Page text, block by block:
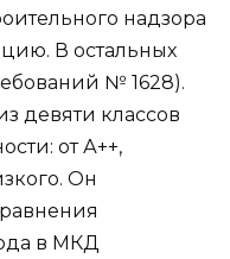
надзора
В остальных
№ 1628).
девяти классов
от А++,
Он
в МКД